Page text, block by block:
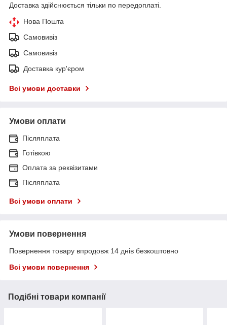
Доставка здійснюється тільки по передоплаті.
Нова Пошта
Самовивіз
Самовивіз
Доставка кур'єром
Всі умови доставки
Умови оплати
Післяплата
Готівкою
Оплата за реквізитами
Післяплата
Всі умови оплати
Умови повернення
Повернення товару впродовж 14 днів безкоштовно
Всі умови повернення
Подібні товари компанії